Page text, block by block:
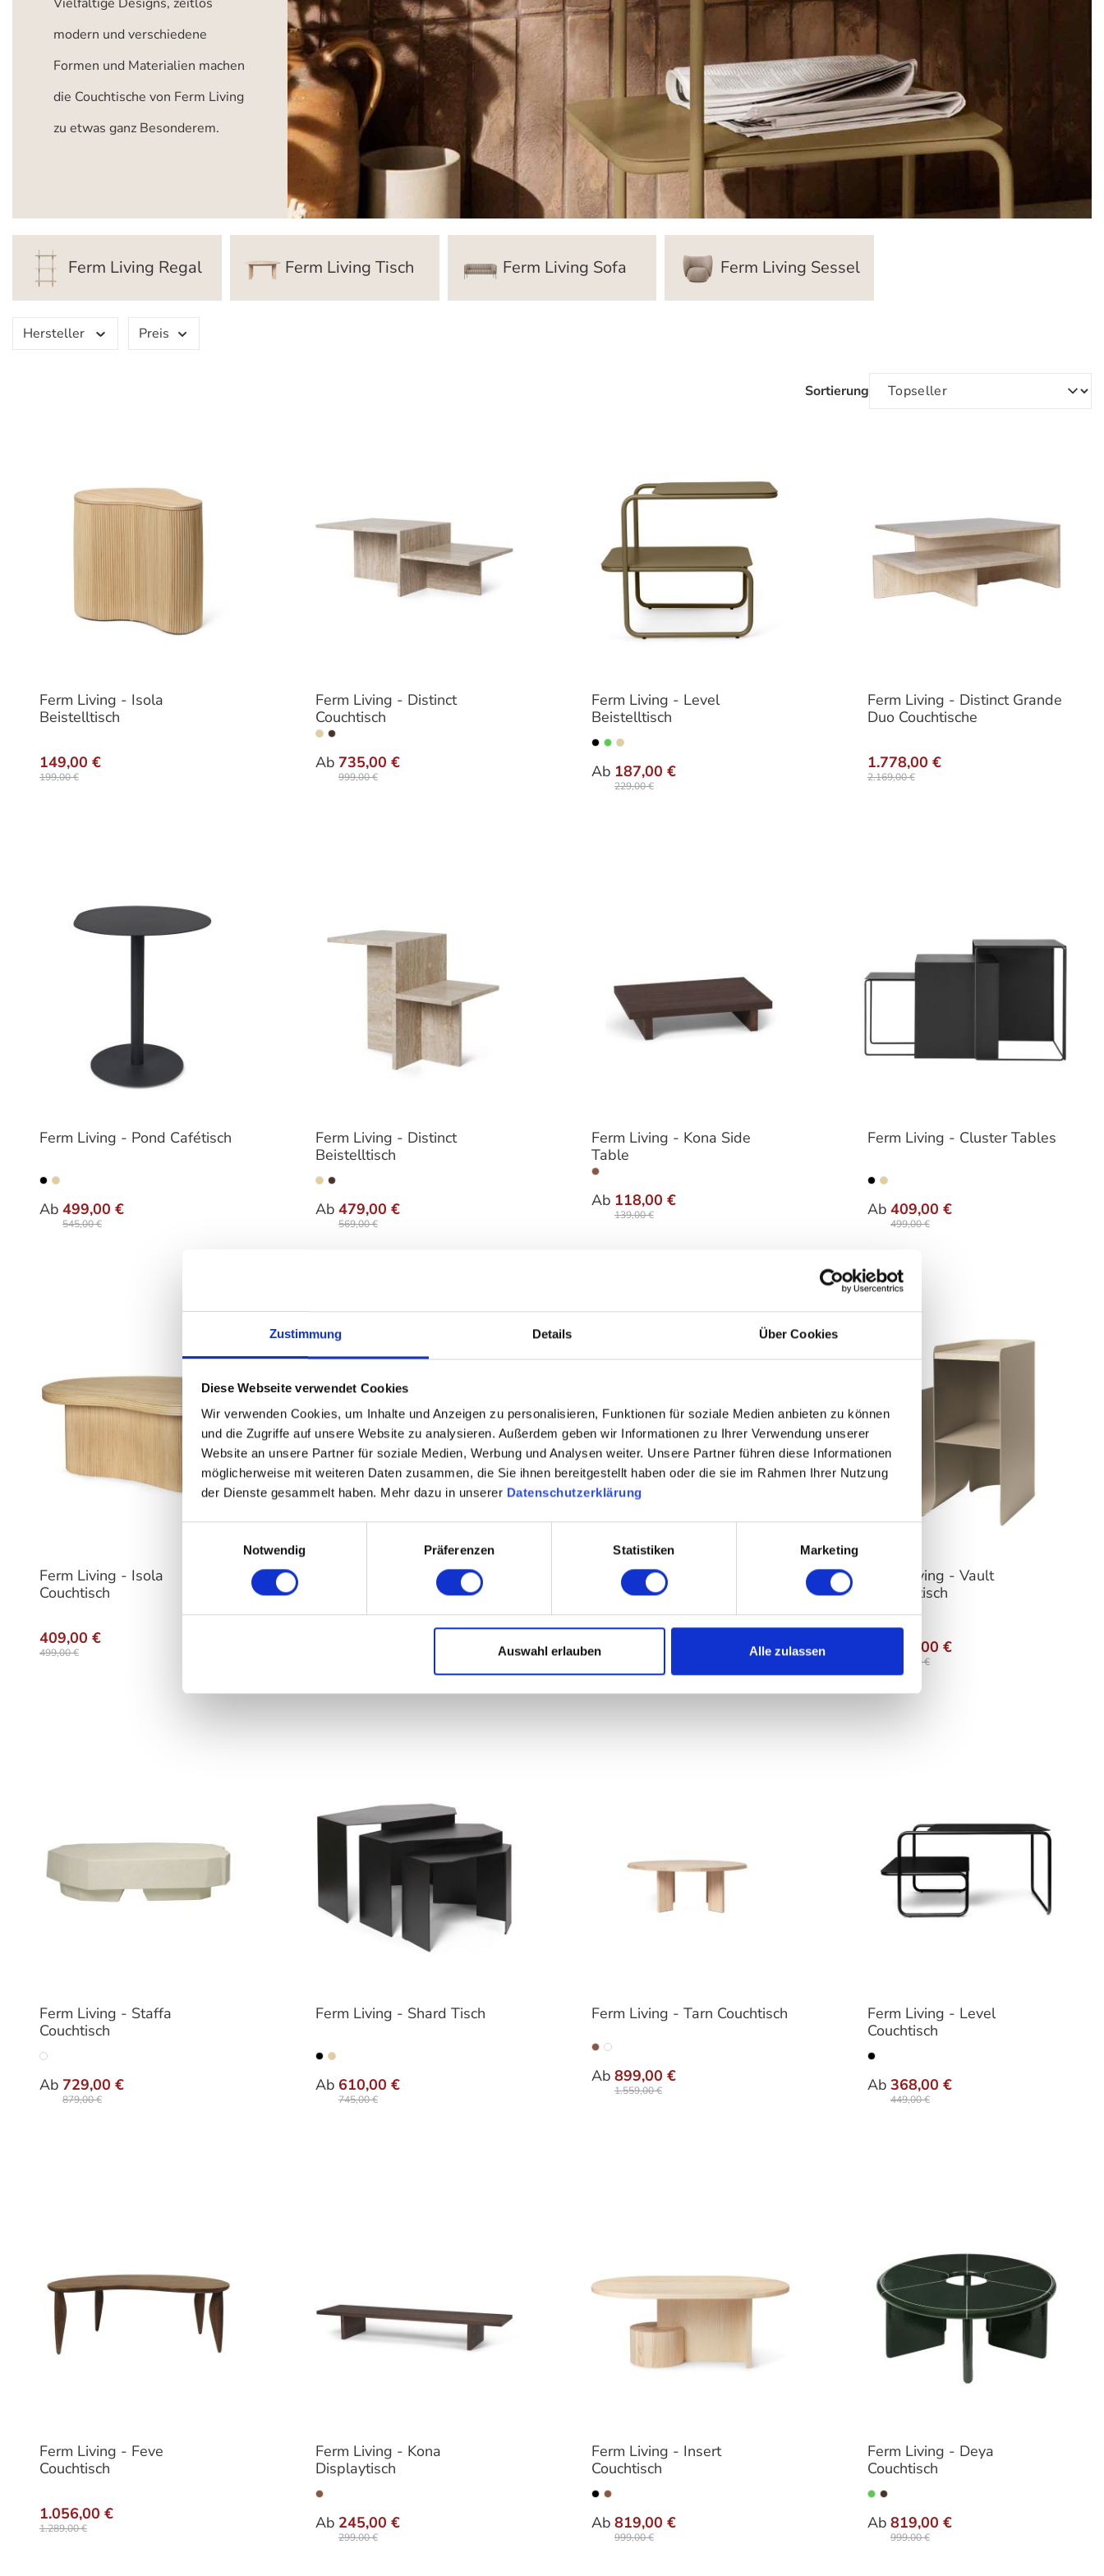
Zustimmung Details Über Cookies
Diese Webseite verwendet Cookies
Wir verwenden Cookies, um Inhalte und Anzeigen zu personalisieren, Funktionen für soziale Medien anbieten zu können
und die Zugriffe auf unsere Website zu analysieren. Außerdem geben wir Informationen zu Ihrer Verwendung unserer
Website an unsere Partner für soziale Medien, Werbung und Analysen weiter. Unsere Partner führen diese Informationen
möglicherweise mit weiteren Daten zusammen, die Sie ihnen bereitgestellt haben oder die sie im Rahmen Ihrer Nutzung
der Dienste gesammelt haben. Mehr dazu in unserer Datenschutzerklärung
Notwendig
Präferenzen Statistiken Marketing
Auswahl erlauben Alle zulassen
modern und verschiedene
Formen und Materialien machen
die Couchtische von Ferm Living
zu etwas ganz Besonderem.
Ferm Living Regal Ferm Living Tisch Ferm Living Sofa Ferm Living Sessel
Hersteller Preis
Sortierung
Ferm Living - Isola
Beistelltisch
149,00 €
199,00 €
Ferm Living - Distinct
Couchtisch
Ab 735,00 €
999,00 €
Ferm Living - Level
Beistelltisch
Ab 187,00 €
229,00 €
Ferm Living - Distinct Grande
Duo Couchtische
1.778,00 €
2.169,00 €
Ferm Living - Pond Cafétisch
Ab 499,00 €
545,00 €
Ferm Living - Distinct
Beistelltisch
Ab 479,00 €
569,00 €
Ferm Living - Kona Side
Table
Ab 118,00 €
139,00 €
Ferm Living - Cluster Tables
Ab 409,00 €
499,00 €
Ferm Living - Isola
Couchtisch
409,00 €
499,00 €
Ferm Living - Travertine
auswählen
Ferm Living - Mineral-
Couchtisch
Ab
Variantenauswählen
Ferm Living - Vault
Beistelltisch
409,00 €
499,00 €
Varianten
Ferm Living - Staffa
Couchtisch
Ab 729,00 €
879,00 €
Ferm Living - Shard Tisch
Ab 610,00 €
745,00 €
Ferm Living - Tarn Couchtisch
Ab 899,00 €
1.559,00 €
Ferm Living - Level
Couchtisch
Ab 368,00 €
449,00 €
Ferm Living - Feve
Couchtisch
1.056,00 €
1.289,00 €
Ferm Living - Kona
Displaytisch
Ab 245,00 €
299,00 €
Ferm Living - Insert
Couchtisch
Ab 819,00 €
999,00 €
Ferm Living - Deya
Couchtisch
Ab 819,00 €
999,00 €